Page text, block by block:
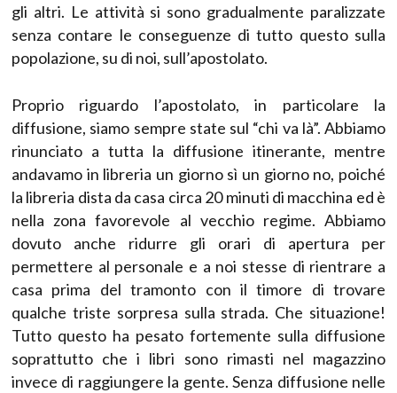
gli altri. Le attività si sono gradualmente paralizzate
senza contare le conseguenze di tutto questo sulla
popolazione, su di noi, sull’apostolato.
Proprio riguardo l’apostolato, in particolare la
diffusione, siamo sempre state sul “chi va là”. Abbiamo
rinunciato a tutta la diffusione itinerante, mentre
andavamo in libreria un giorno sì un giorno no, poiché
la libreria dista da casa circa 20 minuti di macchina ed è
nella zona favorevole al vecchio regime. Abbiamo
dovuto anche ridurre gli orari di apertura per
permettere al personale e a noi stesse di rientrare a
casa prima del tramonto con il timore di trovare
qualche triste sorpresa sulla strada. Che situazione!
Tutto questo ha pesato fortemente sulla diffusione
soprattutto che i libri sono rimasti nel magazzino
invece di raggiungere la gente. Senza diffusione nelle